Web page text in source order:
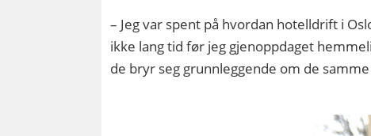
– Jeg var spent på hvordan hotelldrift i
ikke lang tid før jeg gjenoppdaget
de bryr seg grunnleggende om de